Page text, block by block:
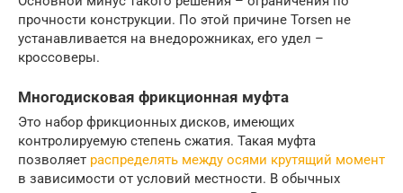
прочности конструкции. По этой причине Torsen не
устанавливается на внедорожниках, его удел –
кроссоверы.
Многодисковая фрикционная муфта
Это набор фрикционных дисков, имеющих
контролируемую степень сжатия. Такая муфта
позволяет распределять между осями крутящий момент
в зависимости от условий местности. В обычных